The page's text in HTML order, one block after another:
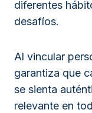
diferentes
desafíos.
Al vincular
garantiza que
se sienta
relevante en